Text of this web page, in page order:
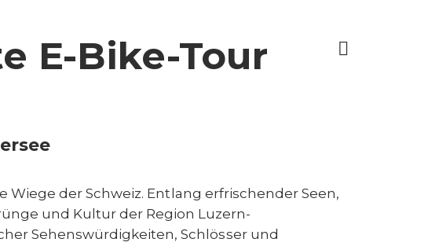
E-Bike-Tour
der Schweiz. Entlang erfrischender Seen,
und Kultur der Region Luzern-
Sehenswürdigkeiten, Schlösser und